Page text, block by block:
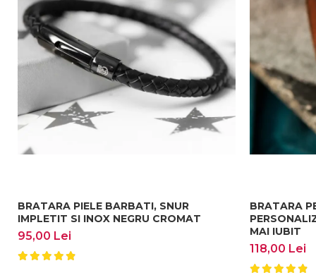
Cu o lățime de 1 cm și o grosime de 0,3 cm, această
voluminoasa, poti opta pentru modelul de bratara
BRATARA PIELE BARBATI, SNUR
IMPLETIT SI INOX NEGRU CROMAT
95,00 Lei
BRATARA
MAI IUBIT
118,00 Lei